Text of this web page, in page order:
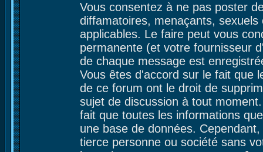
Vous consentez à ne pas poster
diffamatoires, menaçants,
applicables. Le faire peut vous
permanente (et votre fournisseur
de chaque message est
Vous êtes d'accord sur le fait que
de ce forum ont le droit de
sujet de discussion à tout
fait que toutes les informations
une base de données.
tierce personne ou société sans